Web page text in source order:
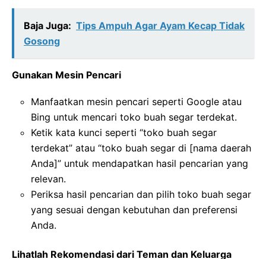
Baja Juga: Tips Ampuh Agar Ayam Kecap Tidak
Gosong
Gunakan Mesin Pencari
Manfaatkan mesin pencari seperti Google atau
Bing untuk mencari toko buah segar terdekat.
Ketik kata kunci seperti “toko buah segar
terdekat” atau “toko buah segar di [nama daerah
Anda]” untuk mendapatkan hasil pencarian yang
relevan.
Periksa hasil pencarian dan pilih toko buah segar
yang sesuai dengan kebutuhan dan preferensi
Anda.
Lihatlah Rekomendasi dari Teman dan Keluarga